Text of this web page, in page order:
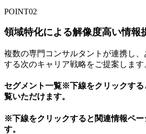
POINT02
領域特化による解像度高い情報
複数の専門コンサルタントが連携し
する次のキャリア戦略をご提案します
セグメント一覧※下線をクリックする
覧いただけます。
※下線をクリックすると関連情報ペー
す。